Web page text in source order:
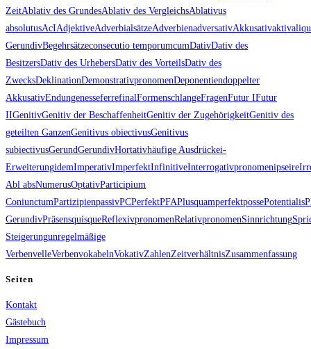
ZeitAblativ des GrundesAblativ des VergleichsAblativus
absolutusAcIAdjektiveAdverbialsätzeAdverbienadversativAkkusativaktiv
GerundivBegehrsätzeconsecutio temporumcumDativDativ des
BesitzersDativ des UrhebersDativ des VorteilsDativ des
ZwecksDeklinationDemonstrativpronomenDeponentiendoppelter
AkkusativEndungenesseferrefinalFormenschlangeFragenFutur IFutur
IIGenitivGenitiv der BeschaffenheitGenitiv der ZugehörigkeitGenitiv des
geteilten GanzenGenitivus obiectivusGenitivus
subiectivusGerundGerundivHortativhäufige Ausdrückei-
ErweiterungidemImperativImperfektInfinitiveInterrogativpronomenipseire
Abl absNumerusOptativParticipium
ConiunctumPartizipienpassivPCPerfektPFAPlusquamperfektpossePotentialis
GerundivPräsensquisqueReflexivpronomenRelativpronomenSinnrichtung
Steigerungunregelmäßige
VerbenvelleVerbenvokabelnVokativZahlenZeitverhältnisZusammenfassung
Seiten
Kontakt
Gästebuch
Impressum